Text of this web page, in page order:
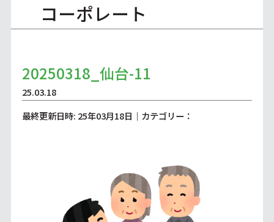
コーポレート
20250318_仙台-11
25.03.18
最終更新日時: 25年03月18日｜カテゴリー：